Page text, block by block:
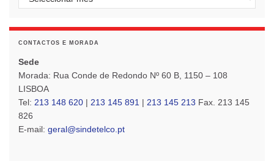
CONTACTOS E MORADA
Sede
Morada: Rua Conde de Redondo Nº 60 B, 1150 – 108
LISBOA
Tel: 213 148 620 | 213 145 891 | 213 145 213 Fax. 213 145
826
E-mail: geral@sindetelco.pt